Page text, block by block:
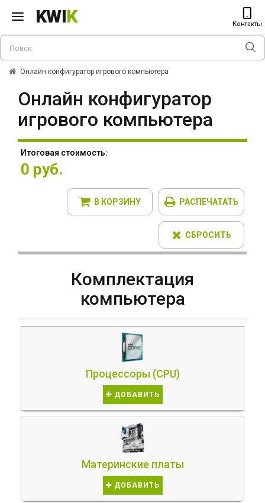
KWIK Контакты
Онлайн конфигуратор игрового компьютера
Онлайн конфигуратор
игрового компьютера
Итоговая стоимость:
0 руб.
В КОРЗИНУ РАСПЕЧАТАТЬ
СБРОСИТЬ
Комплектация
компьютера
Процессоры (CPU)
ДОБАВИТЬ
Материнские платы
ДОБАВИТЬ